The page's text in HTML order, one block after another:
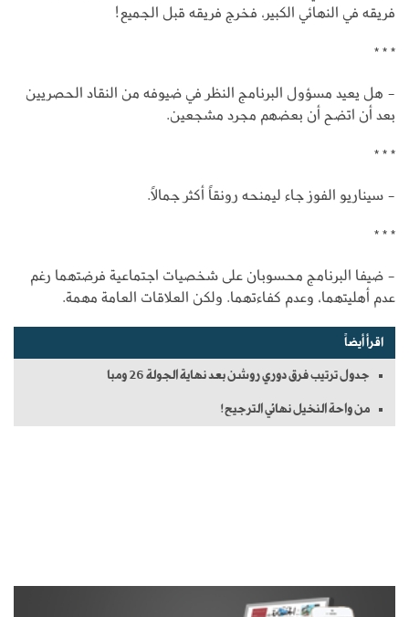
فريقه في النهائي الكبير، فخرج فريقه قبل الجميع!
* * *
- هل يعيد مسؤول البرنامج النظر في ضيوفه من النقاد الحصريين
بعد أن اتضح أن بعضهم مجرد مشجعين.
* * *
- سيناريو الفوز جاء ليمنحه رونقاً أكثر جمالاً.
* * *
- ضيفا البرنامج محسوبان على شخصيات اجتماعية فرضتهما رغم
عدم أهليتهما، وعدم كفاءتهما. ولكن العلاقات العامة مهمة.
اقرأ أيضاً
جدول ترتيب فرق دوري روشن بعد نهاية الجولة 26 ومبا
من واحة النخيل نهائي الترجيح!